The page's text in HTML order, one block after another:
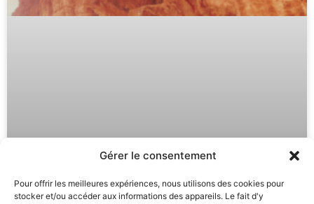
Gérer le consentement
Pour offrir les meilleures expériences, nous utilisons des cookies pour
stocker et/ou accéder aux informations des appareils. Le fait d'y